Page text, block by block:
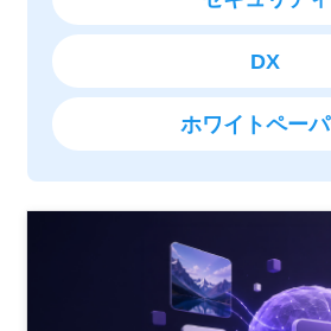
DX
ホワイトペー